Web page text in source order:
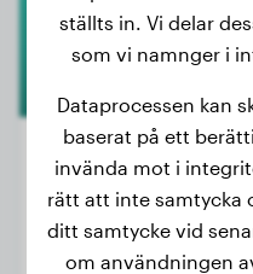
Vikt:
ställts in. Vi delar
som vi namnger i
Dataprocessen kan
baserat på ett
invända mot i
rätt att inte samtycka
ditt samtycke vid
om användningen